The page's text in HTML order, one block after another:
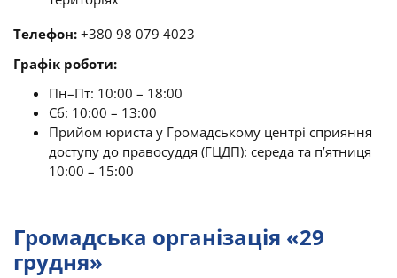
Телефон: +380 98 079 4023
Графік роботи:
Пн–Пт: 10:00 – 18:00
Сб: 10:00 – 13:00
Прийом юриста у Громадському центрі сприяння
доступу до правосуддя (ГЦДП): середа та п’ятниця
10:00 – 15:00
Громадська організація «29
грудня»